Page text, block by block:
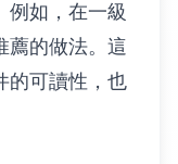
例如，在一級
薦的做法。這
的可讀性，也